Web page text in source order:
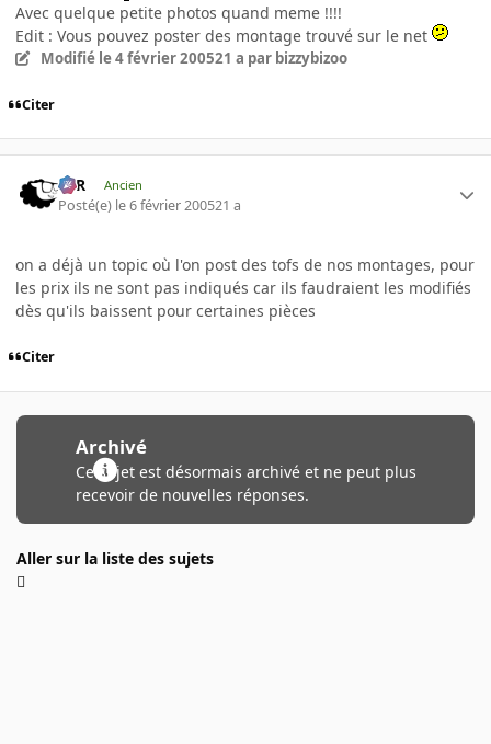
Avec quelque petite photos quand meme !!!!
Edit : Vous pouvez poster des montage trouvé sur le net
Modifié le 4 février 200521 a par bizzybizoo
Citer
KzR Ancien
Posté(e) le 6 février 200521 a
on a déjà un topic où l'on post des tofs de nos montages, pour
les prix ils ne sont pas indiqués car ils faudraient les modifiés
dès qu'ils baissent pour certaines pièces
Citer
Archivé
Ce sujet est désormais archivé et ne peut plus
recevoir de nouvelles réponses.
Aller sur la liste des sujets